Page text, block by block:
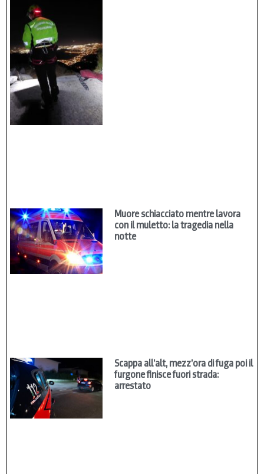
Muore schiacciato mentre lavora
con il muletto: la tragedia nella
notte
Scappa all’alt, mezz’ora di fuga poi il
furgone finisce fuori strada:
arrestato